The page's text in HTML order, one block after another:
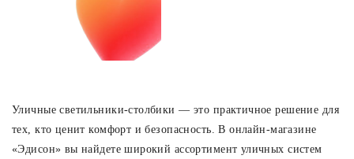
Уличные светильники-столбики — это практичное решение для
тех, кто ценит комфорт и безопасность. В онлайн-магазине
«Эдисон» вы найдете широкий ассортимент уличных систем